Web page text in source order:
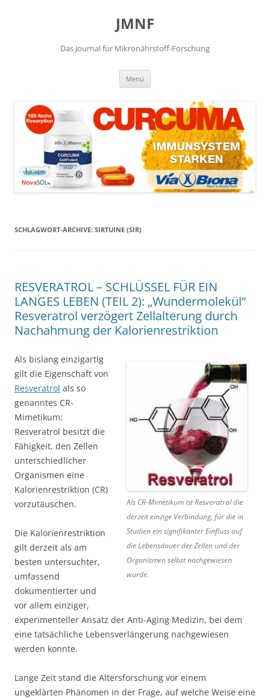
JMNF
Das Journal für Mikronährstoff-Forschung
Menü
SCHLAGWORT-ARCHIVE: SIRTUINE (SIR)
RESVERATROL – SCHLÜSSEL FÜR EIN
LANGES LEBEN (TEIL 2): „Wundermolekül“
Resveratrol verzögert Zellalterung durch
Nachahmung der Kalorienrestriktion
Als CR-Mimetikum ist Resveratrol die
derzeit einzige Verbindung, für die in
Studien ein signifikanter Einfluss auf
die Lebensdauer der Zellen und der
Organismen selbst nachgewiesen
wurde.
Als bislang einzigartig
gilt die Eigenschaft von
Resveratrol als so
genanntes CR-
Mimetikum:
Resveratrol besitzt die
Fähigkeit, den Zellen
unterschiedlicher
Organismen eine
Kalorienrestriktion (CR)
vorzutäuschen.
Die Kalorienrestriktion
gilt derzeit als am
besten untersuchter,
umfassend
dokumentierter und
vor allem einziger,
experimenteller Ansatz der Anti-Aging Medizin, bei dem
eine tatsächliche Lebensverlängerung nachgewiesen
werden konnte.
Lange Zeit stand die Altersforschung vor einem
ungeklärten Phänomen in der Frage, auf welche Weise eine